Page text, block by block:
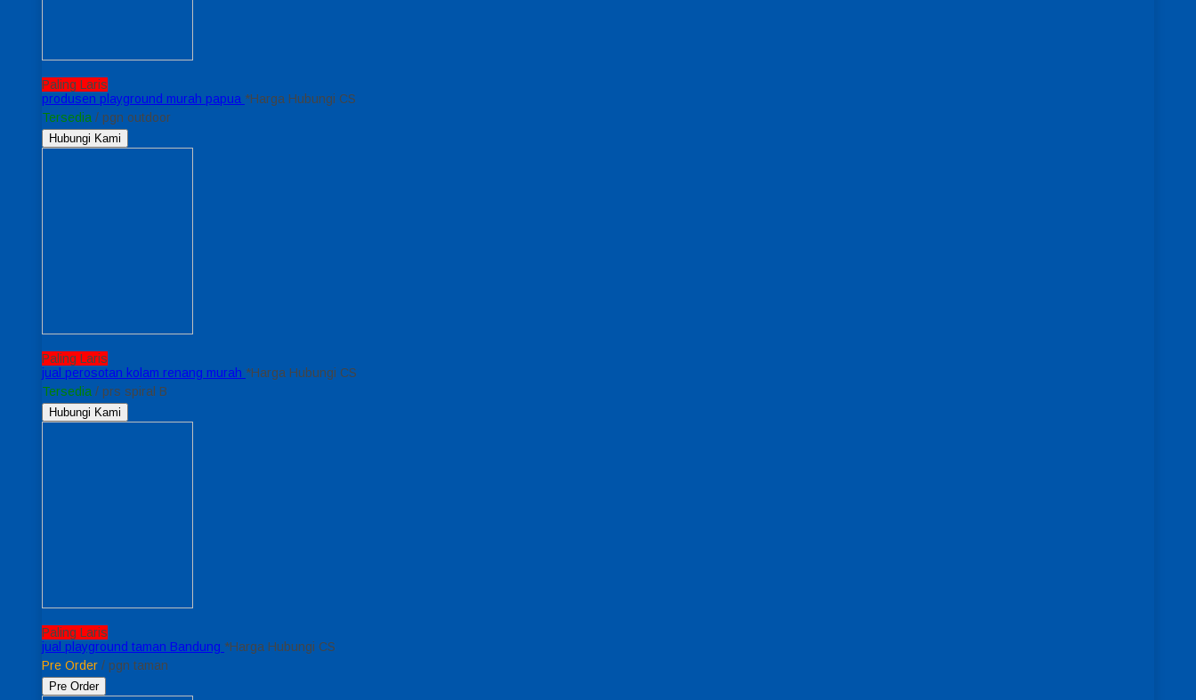
Paling Laris
produsen playground murah papua *Harga Hubungi CS
Tersedia / pgn outdoor
Hubungi Kami
Paling Laris
jual perosotan kolam renang murah *Harga Hubungi CS
Tersedia / prs spiral B
Hubungi Kami
Paling Laris
jual playground taman Bandung *Harga Hubungi CS
Pre Order / pgn taman
Pre Order